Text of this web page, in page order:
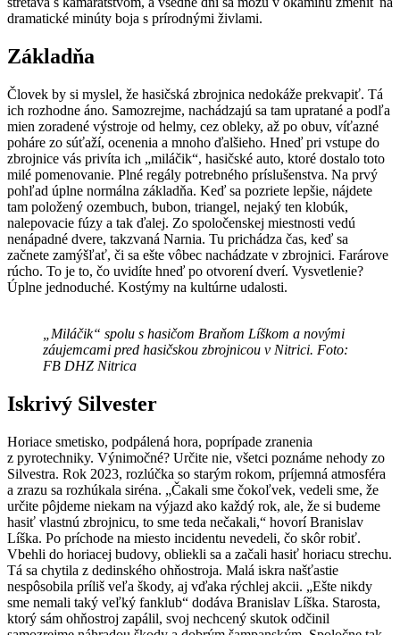
dramatické minúty boja s prírodnými živlami.
Základňa
Človek by si myslel, že hasičská zbrojnica nedokáže prekvapiť. Tá
ich rozhodne áno. Samozrejme, nachádzajú sa tam upratané a podľa
mien zoradené výstroje od helmy, cez obleky, až po obuv, víťazné
poháre zo súťaží, ocenenia a mnoho ďalšieho. Hneď pri vstupe do
zbrojnice vás privíta ich „miláčik“, hasičské auto, ktoré dostalo toto
milé pomenovanie. Plné regály potrebného príslušenstva. Na prvý
pohľad úplne normálna základňa. Keď sa pozriete lepšie, nájdete
tam položený ozembuch, bubon, triangel, nejaký ten klobúk,
nalepovacie fúzy a tak ďalej. Zo spoločenskej miestnosti vedú
nenápadné dvere, takzvaná Narnia. Tu prichádza čas, keď sa
začnete zamýšľať, či sa ešte vôbec nachádzate v zbrojnici. Farárove
rúcho. To je to, čo uvidíte hneď po otvorení dverí. Vysvetlenie?
Úplne jednoduché. Kostýmy na kultúrne udalosti.
„Miláčik“ spolu s hasičom Braňom Líškom a novými
záujemcami pred hasičskou zbrojnicou v Nitrici. Foto:
FB DHZ Nitrica
Iskrivý Silvester
Horiace smetisko, podpálená hora, poprípade zranenia
z pyrotechniky. Výnimočné? Určite nie, všetci poznáme nehody zo
Silvestra. Rok 2023, rozlúčka so starým rokom, príjemná atmosféra
a zrazu sa rozhúkala siréna. „Čakali sme čokoľvek, vedeli sme, že
určite pôjdeme niekam na výjazd ako každý rok, ale, že si budeme
hasiť vlastnú zbrojnicu, to sme teda nečakali,“ hovorí Branislav
Líška. Po príchode na miesto incidentu nevedeli, čo skôr robiť.
Vbehli do horiacej budovy, obliekli sa a začali hasiť horiacu strechu.
Tá sa chytila z dedinského ohňostroja. Malá iskra našťastie
nespôsobila príliš veľa škody, aj vďaka rýchlej akcii. „Ešte nikdy
sme nemali taký veľký fanklub“ dodáva Branislav Líška. Starosta,
ktorý sám ohňostroj zapálil, svoj nechcený skutok odčinil